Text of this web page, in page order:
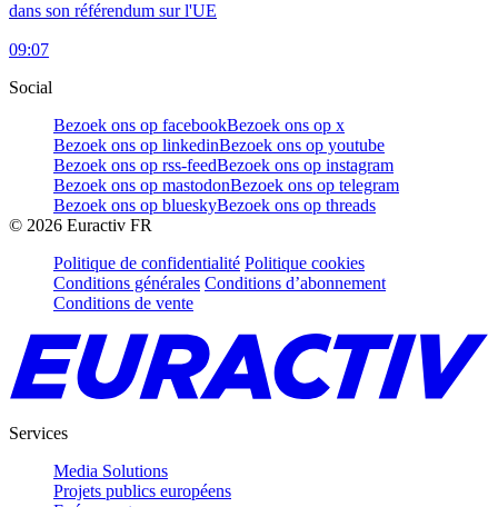
dans son référendum sur l'UE
09:07
Social
Bezoek ons op facebookBezoek ons op x
Bezoek ons op linkedinBezoek ons op youtube
Bezoek ons op rss-feedBezoek ons op instagram
Bezoek ons op mastodonBezoek ons op telegram
Bezoek ons op blueskyBezoek ons op threads
© 2026 Euractiv FR
Politique de confidentialité Politique cookies
Conditions générales Conditions d’abonnement
Conditions de vente
Services
Media Solutions
Projets publics européens